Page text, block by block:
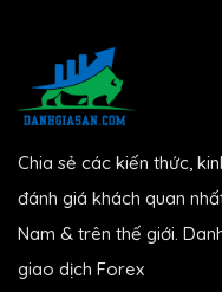
Chia sẻ các kiến thức,
đánh giá khách quan
Nam & trên thế giới.
giao dịch Forex